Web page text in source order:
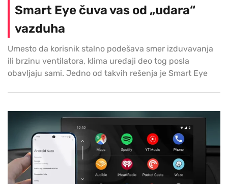
Smart Eye čuva vas od „udara“
vazduha
Umesto da korisnik stalno podešava smer izduvavanja
ili brzinu ventilatora, klima uređaji deo tog posla
obavljaju sami. Jedno od takvih rešenja je Smart Eye